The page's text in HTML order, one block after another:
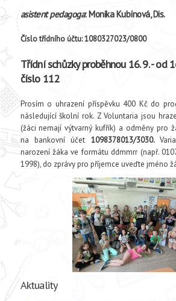
asistent pedagoga: Monika Kubínová, Dis.
Číslo třídního účtu: 1080327023/0800
Třídní schůzky proběhnou 16. 9. - od
číslo 112
Prosím o uhrazení příspěvku 400 Kč do
následující školní rok. Z Voluntaria jsou
(žáci nemají výtvarný kufřík) a odměny pro
na bankovní účet 1098378013/3030.
narození žáka ve formátu ddmmrr (např.
1998), do zprávy pro příjemce uveďte jméno
Aktuality